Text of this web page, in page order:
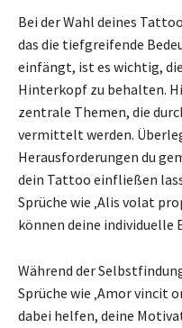
Bei der Wahl deines
das die tiefgreifende
einfängt, ist es wichtig,
Hinterkopf zu behalten.
zentrale Themen, die
vermittelt werden.
Herausforderungen du
dein Tattoo einfließen
Sprüche wie ‚Alis volat
können deine individuelle
Während der
Sprüche wie ‚Amor vincit
dabei helfen, deine